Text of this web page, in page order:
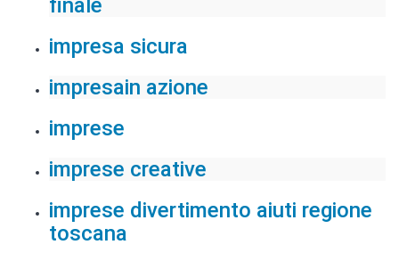
finale
impresa sicura
impresain azione
imprese
imprese creative
imprese divertimento aiuti regione
toscana